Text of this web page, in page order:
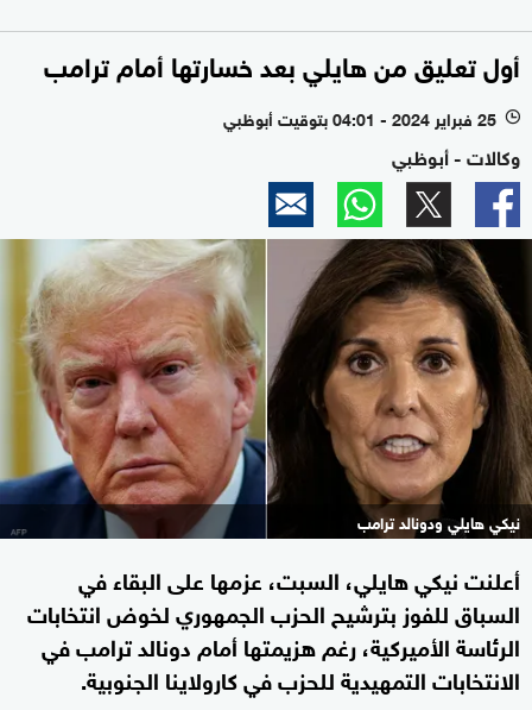
أول تعليق من هايلي بعد خسارتها أمام ترامب
l 25 فبراير 2024 - 04:01 بتوقيت أبوظبي
وكالات - أبوظبي
نيكي هايلي ودونالد ترامب
أعلنت نيكي هايلي، السبت، عزمها على البقاء في
السباق للفوز بترشيح الحزب الجمهوري لخوض انتخابات
الرئاسة الأميركية، رغم هزيمتها أمام دونالد ترامب في
الانتخابات التمهيدية للحزب في كارولاينا الجنوبية.